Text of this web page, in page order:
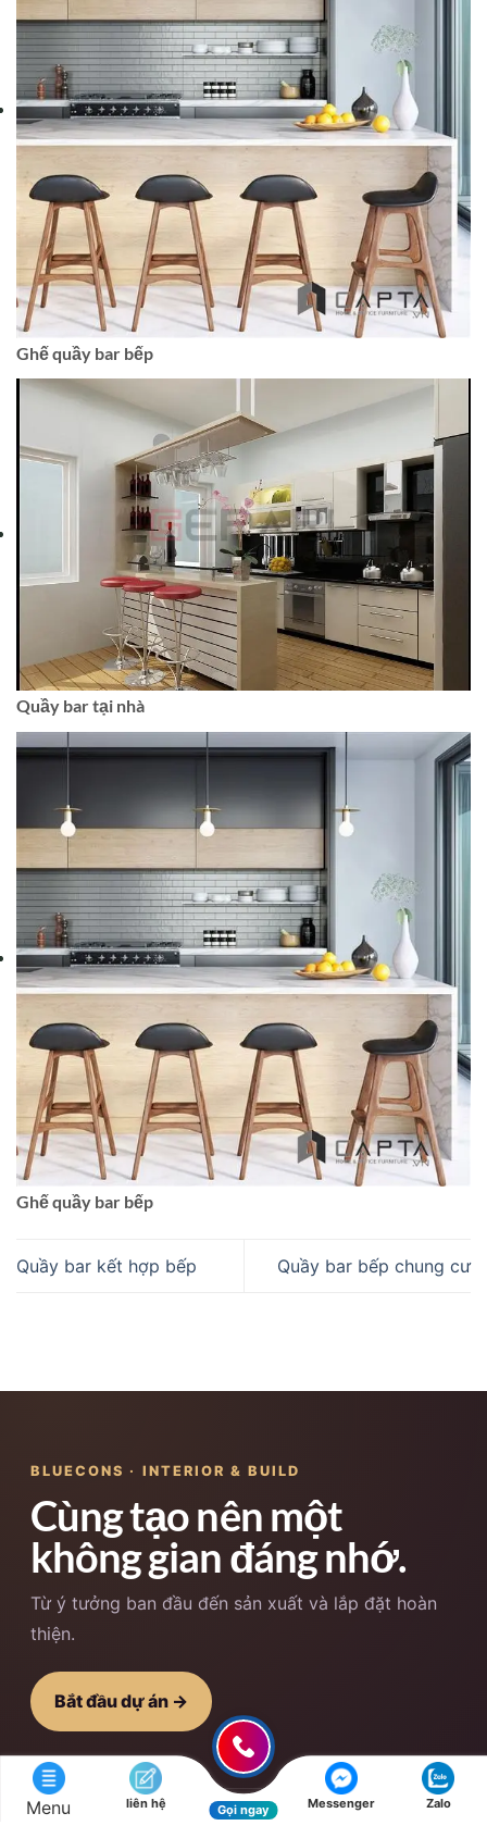
Ghế quầy bar bếp
Quầy bar tại nhà
Ghế quầy bar bếp
Quầy bar kết hợp bếp Quầy bar bếp chung cư
Menu liên hệ Gọi ngay Messenger Zalo
BLUECONS · INTERIOR & BUILD
Cùng tạo nên một
không gian đáng nhớ.
Từ ý tưởng ban đầu đến sản xuất và lắp đặt hoàn
thiện.
Bắt đầu dự án →
01